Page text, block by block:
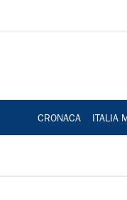
CRONACA ITALIA